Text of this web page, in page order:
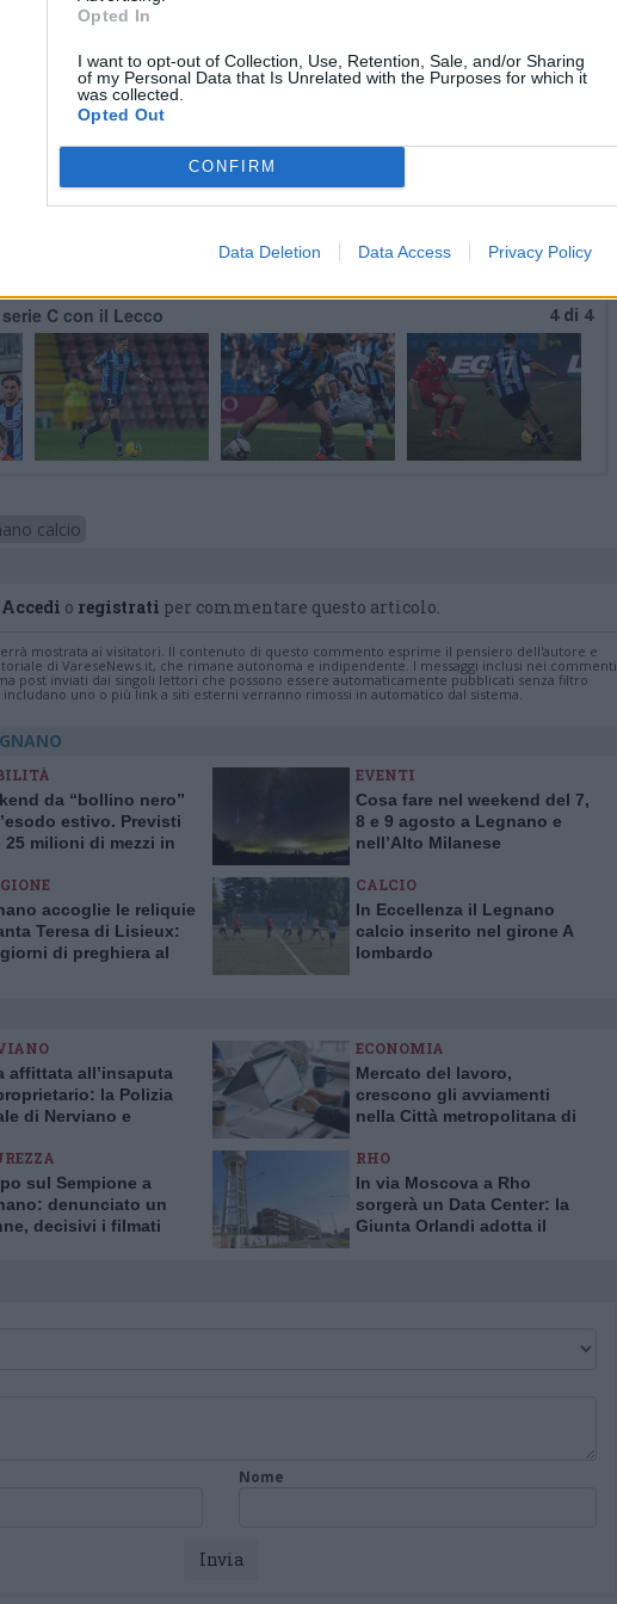
Opted In
I want to opt-out of Collection, Use, Retention, Sale, and/or Sharing
of my Personal Data that Is Unrelated with the Purposes for which it
was collected.
Opted Out
CONFIRM
Data Deletion Data Access Privacy Policy
Via Confalonieri, 5
diagosto
C con il Lecco 4 di 4
calcio
Accedi o registrati per commentare questo articolo.
mostrata ai visitatori. Il contenuto di questo commento esprime il pensiero dell'autore e
di VareseNews.it, che rimane autonoma e indipendente. I messaggi inclusi nei commenti
post inviati dai singoli lettori che possono essere automaticamente pubblicati senza filtro
uno o più link a siti esterni verranno rimossi in automatico dal sistema.
da “bollino nero”
estivo. Previsti
25 milioni di mezzi in
EVENTI
Cosa fare nel weekend del 7,
8 e 9 agosto a Legnano e
nell’Alto Milanese
accoglie le reliquie
Teresa di Lisieux:
di preghiera al
CALCIO
In Eccellenza il Legnano
calcio inserito nel girone A
lombardo
affittata all’insaputa
la Polizia
di Nerviano e
ECONOMIA
Mercato del lavoro,
crescono gli avviamenti
nella Città metropolitana di
sul Sempione a
denunciato un
decisivi i filmati
RHO
In via Moscova a Rho
sorgerà un Data Center: la
Giunta Orlandi adotta il
Nome